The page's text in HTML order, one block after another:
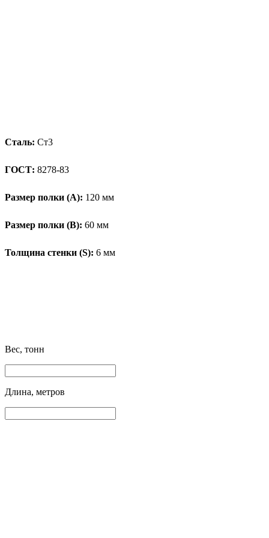
Сталь: Ст3
ГОСТ: 8278-83
Размер полки (А): 120 мм
Размер полки (В): 60 мм
Толщина стенки (S): 6 мм
Вес, тонн
Длина, метров